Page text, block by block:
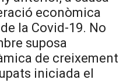
econòmica
la Covid-19. No
suposa
de creixement
iniciada el